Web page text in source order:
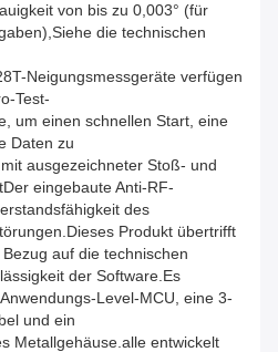
von bis zu 0,003° (für
die technischen
Neigungsmessgeräte verfügen
Test-
um einen schnellen Start, eine
Daten zu
ausgezeichneter Stoß- und
eingebaute Anti-RF-
des
Produkt übertrifft
auf die technischen
der Software.Es
Level-MCU, eine 3-
und ein
Metallgehäuse.alle entwickelt